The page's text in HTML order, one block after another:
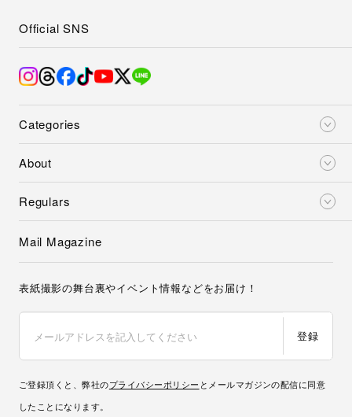
Categories
About
Regulars
Official SNS
Mail Magazine
表紙撮影の舞台裏やイベント情報などをお届け！
登録
ご登録頂くと、弊社のプライバシーポリシー とメールマガジンの配信に同意
したことになります。